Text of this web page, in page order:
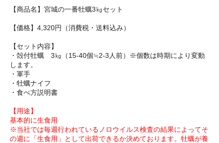
【商品名】宮城の一番牡蠣3㎏セット
【価格】4,320円（消費税・送料込み）
【セット内容】
・殻付牡蠣 3㎏（15-40個≒2-3人前）※個数は時期により変動
します。
・軍手
・牡蠣ナイフ
・食べ方説明書
【用途】
基本的に生食用
※当社では毎週行われているノロウイルス検査の結果によってそ
の週に「生食用」として出荷できるか決めております。牡蠣が養